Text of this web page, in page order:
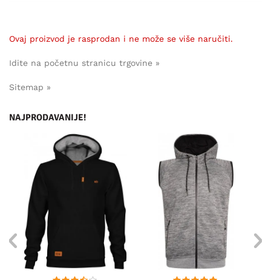
Ovaj proizvod je rasprodan i ne može se više naručiti.
Idite na početnu stranicu trgovine »
Sitemap »
NAJPRODAVANIJE!